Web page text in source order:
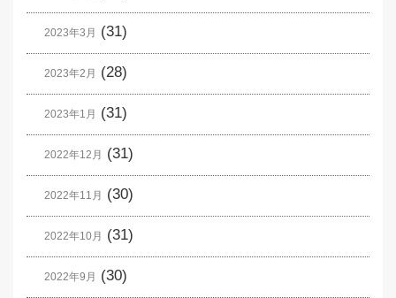
2023年3月 (31)
2023年2月 (28)
2023年1月 (31)
2022年12月 (31)
2022年11月 (30)
2022年10月 (31)
2022年9月 (30)